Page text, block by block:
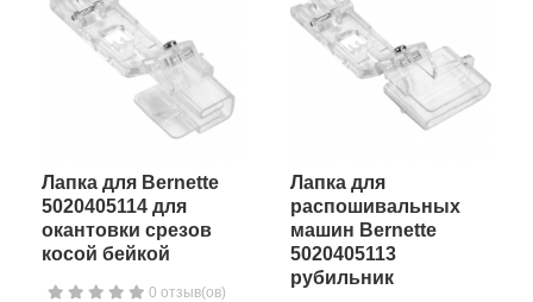
Лапка для Bernette
5020405114 для
окантовки срезов
косой бейкой
0 отзыв(ов)
Лапка для
распошивальных
машин Bernette
5020405113
рубильник